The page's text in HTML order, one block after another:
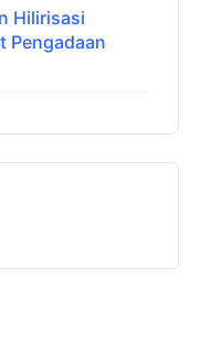
Hilirisasi
Pengadaan